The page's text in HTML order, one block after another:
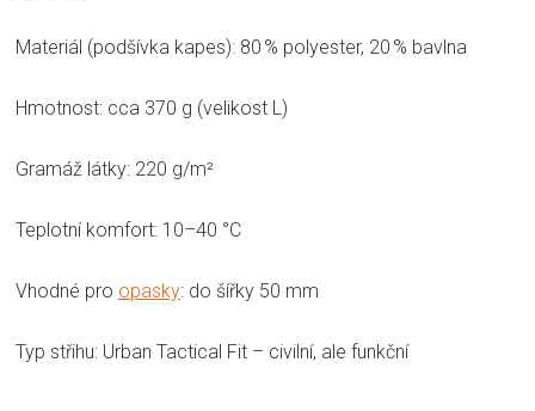
Materiál (podšívka kapes): 80 % polyester, 20 % bavlna
Hmotnost: cca 370 g (velikost L)
Gramáž látky: 220 g/m²
Teplotní komfort: 10–40 °C
Vhodné pro opasky: do šířky 50 mm
Typ střihu: Urban Tactical Fit – civilní, ale funkční